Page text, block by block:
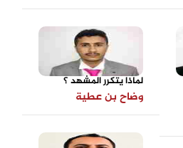
لماذا يتكرر المشهد ؟
وضاح بن عطية